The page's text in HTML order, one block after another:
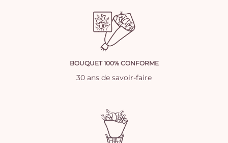
BOUQUET 100% CONFORME
30 ans de savoir-faire